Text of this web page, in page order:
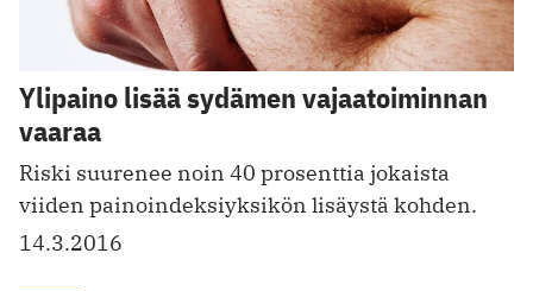
Ylipaino lisää sydämen vajaatoiminnan
vaaraa
Riski suurenee noin 40 prosenttia jokaista
viiden painoindeksiyksikön lisäystä kohden.
14.3.2016